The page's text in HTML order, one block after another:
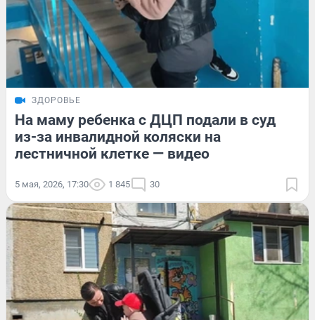
ЗДОРОВЬЕ
На маму ребенка с ДЦП подали в суд
из-за инвалидной коляски на
лестничной клетке — видео
5 мая, 2026, 17:30 1 845 30